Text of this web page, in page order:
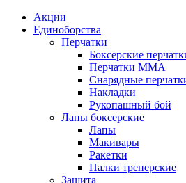
Акции
Единоборства
Перчатки
Боксерские
Перчатки ММА
Снарядные
Накладки
Рукопашный бой
Лапы боксерские
Лапы
Макивары
Ракетки
Палки тренерские
Защита